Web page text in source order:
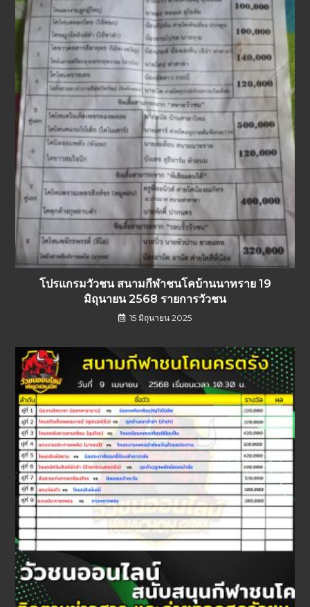
โปรแกรมวัวชน สนามกีฬาชนโคบ้านนาทราย 19
มิถุนายน 2568 รายการวัวชน
15 มิถุนายน 2025